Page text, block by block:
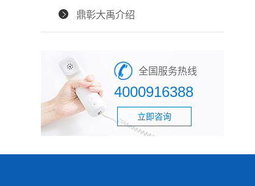
鼎彰大禹介绍
全国服务热线
4000916388
立即咨询